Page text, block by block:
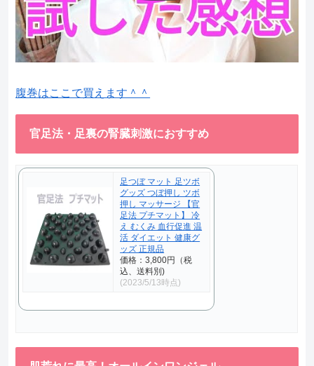
腹巻はここで買えます＾＾
官足法・足裏の腎臓刺激におすすめ
足つぼ マット 足ツボ
グッズ つぼ押し ツボ
押し マッサージ 【官
足法 プチマット】 冷
え むくみ 血行促進 温
活 ダイエット 健康グ
ッズ 正規品
価格：3,800円（税
込、送料別)
(2023/5/13時点)